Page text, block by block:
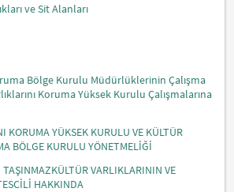
ve Sit Alanları
Bölge Kurulu Müdürlüklerinin Çalışma
Koruma Yüksek Kurulu Çalışmalarına
KORUMA YÜKSEK KURULU VE KÜLTÜR
BÖLGE KURULU YÖNETMELİĞİ
TAŞINMAZKÜLTÜR VARLIKLARININ VE
HAKKINDA